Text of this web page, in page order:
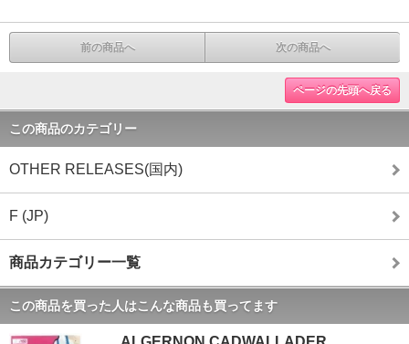
前の商品へ 次の商品へ
ページの先頭へ戻る
この商品のカテゴリー
OTHER RELEASES(国内)
F (JP)
商品カテゴリー一覧
この商品を買った人はこんな商品も買ってます